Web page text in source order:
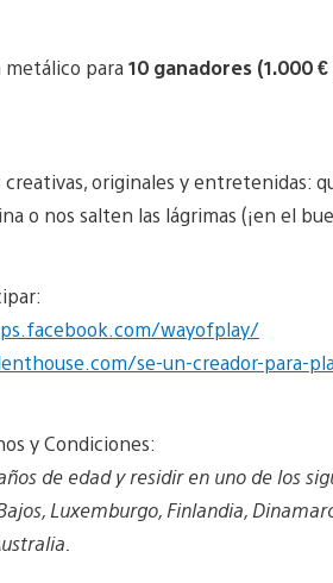
metálico para 10 ganadores (1.000 €
originales y entretenidas:
o nos salten las lágrimas (¡en el
wayofplay/
se-un-creador-para-
y Condiciones:
de edad y residir en uno de los
Luxemburgo, Finlandia,